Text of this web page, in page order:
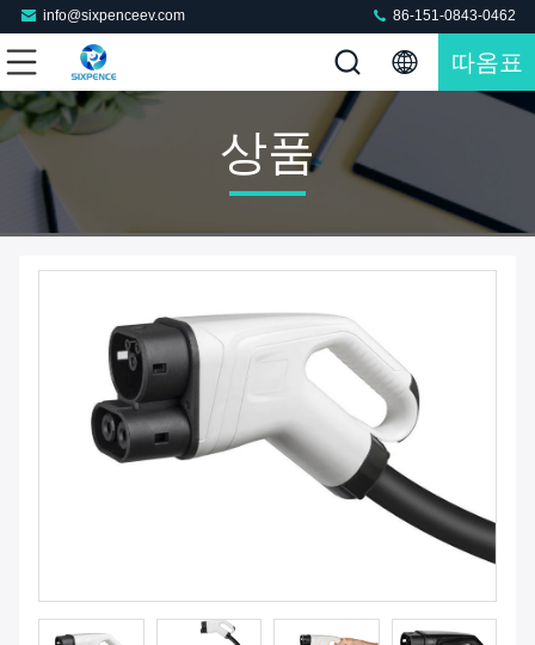
info@sixpenceev.com 86-151-0843-0462
따옴표
상품